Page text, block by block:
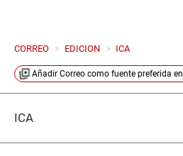
CORREO > EDICION > ICA
Añadir Correo como fuente preferida en
ICA